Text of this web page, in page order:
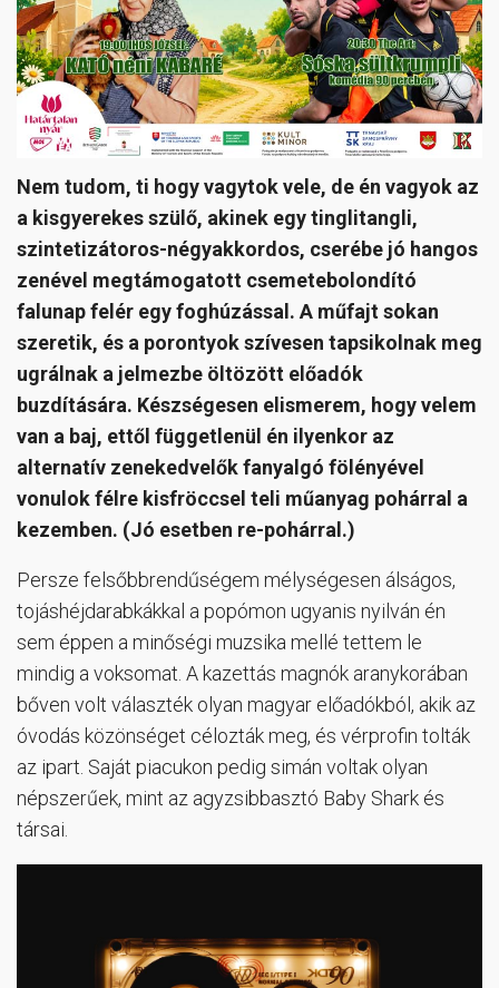
Nem tudom, ti hogy vagytok vele, de én vagyok az
a kisgyerekes szülő, akinek egy tinglitangli,
szintetizátoros-négyakkordos, cserébe jó hangos
zenével megtámogatott csemetebolondító
falunap felér egy foghúzással. A műfajt sokan
szeretik, és a porontyok szívesen tapsikolnak meg
ugrálnak a jelmezbe öltözött előadók
buzdítására. Készségesen elismerem, hogy velem
van a baj, ettől függetlenül én ilyenkor az
alternatív zenekedvelők fanyalgó fölényével
vonulok félre kisfröccsel teli műanyag pohárral a
kezemben. (Jó esetben re-pohárral.)
Persze felsőbbrendűségem mélységesen álságos,
tojáshéjdarabkákkal a popómon ugyanis nyilván én
sem éppen a minőségi muzsika mellé tettem le
mindig a voksomat. A kazettás magnók aranykorában
bőven volt választék olyan magyar előadókból, akik az
óvodás közönséget célozták meg, és vérprofin tolták
az ipart. Saját piacukon pedig simán voltak olyan
népszerűek, mint az agyzsibbasztó Baby Shark és
társai.